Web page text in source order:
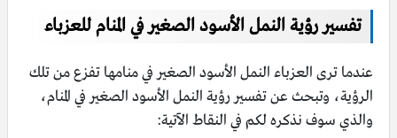
تفسير رؤية النمل الأسود الصغير في المنام للعزباء
عندما ترى العزباء النمل الأسود الصغير في منامها تفزع من تلك
الرؤية، وتبحث عن تفسير رؤية النمل الأسود الصغير في المنام،
والذي سوف نذكره لكم في النقاط الآتية: